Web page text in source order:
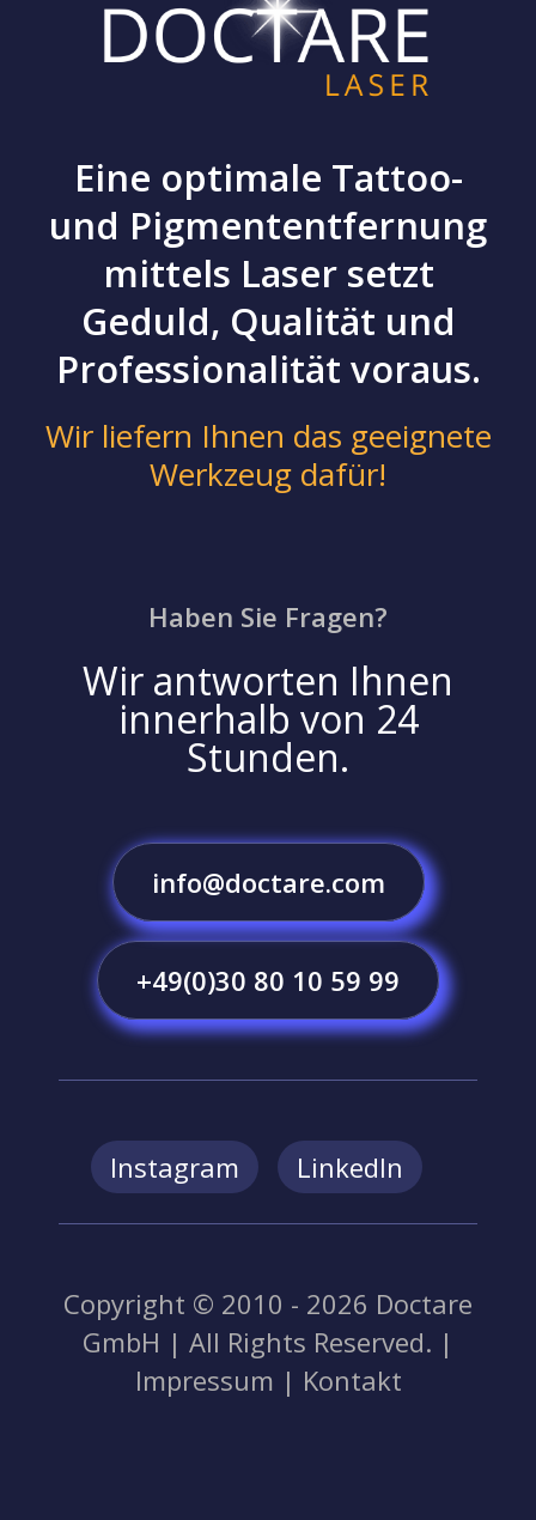
Eine optimale Tattoo-
und Pigmententfernung
mittels Laser setzt
Geduld, Qualität und
Professionalität voraus.
Wir liefern Ihnen das geeignete
Werkzeug dafür!
Haben Sie Fragen?
Wir antworten Ihnen
innerhalb von 24
Stunden.
info@doctare.com
+49(0)30 80 10 59 99
Instagram LinkedIn
Copyright © 2010 - 2026 Doctare
GmbH | All Rights Reserved. |
Impressum | Kontakt